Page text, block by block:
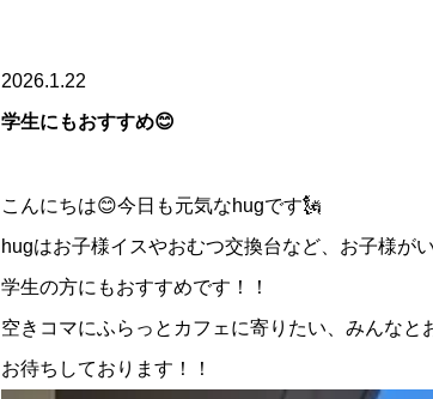
2026.1.22
学生にもおすすめ😊
こんにちは😊今日も元気なhugです🗽
hugはお子様イスやおむつ交換台など、お子様が
学生の方にもおすすめです！！
空きコマにふらっとカフェに寄りたい、みんな
お待ちしております！！